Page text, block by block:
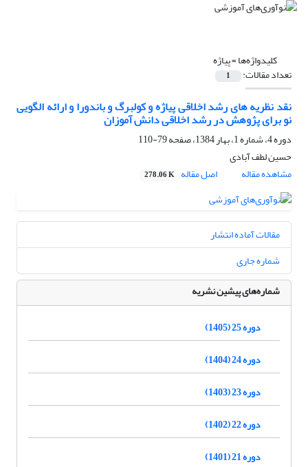
کلیدواژه‌ها =پیاژه
تعداد مقالات: 1
نقد نظریه های رشد اخلاقی پیاژه و کولبرگ و باندورا و ارائه الگویی
نو برای پژوهش در رشد اخلاقی دانش آموزان
دوره 4، شماره 1، بهار 1384، صفحه
79-110
حسین لطف آبادی
مشاهده مقاله
اصل مقاله 278.06 K
مقالات آماده انتشار
شماره جاری
شماره‌های پیشین نشریه
دوره 25 (1405)
دوره 24 (1404)
دوره 23 (1403)
دوره 22 (1402)
دوره 21 (1401)